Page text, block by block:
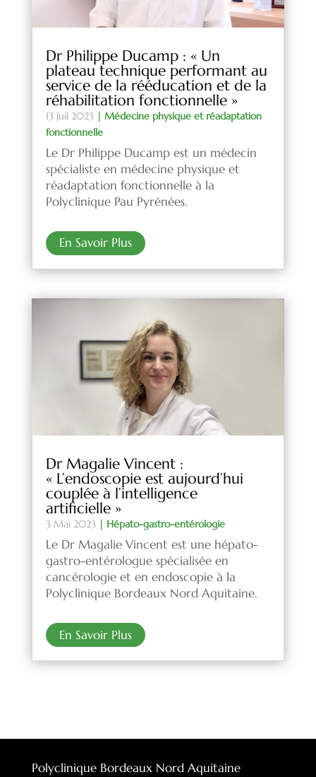
Dr Philippe Ducamp : « Un
plateau technique performant au
service de la rééducation et de la
réhabilitation fonctionnelle »
13 Juil 2023 | Médecine physique et réadaptation
fonctionnelle
Le Dr Philippe Ducamp est un médecin
spécialiste en médecine physique et
réadaptation fonctionnelle à la
Polyclinique Pau Pyrénées.
En Savoir Plus
Dr Magalie Vincent :
« L’endoscopie est aujourd’hui
couplée à l’intelligence
artificielle »
3 Mai 2023 Hépato-gastro-entérologie
Le Dr Magalie Vincent est une hépato-
gastro-entérologue spécialisée en
cancérologie et en endoscopie à la
Polyclinique Bordeaux Nord Aquitaine.
En Savoir Plus
Polyclinique Bordeaux Nord Aquitaine